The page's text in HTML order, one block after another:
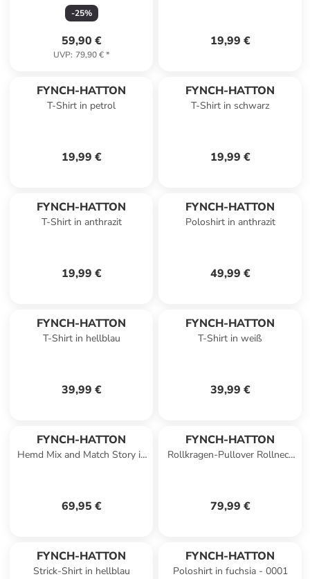
in gold
-25%
59,90 €
UVP: 79,90 €*
19,99 €
FYNCH-HATTON
T-Shirt in petrol
19,99 €
FYNCH-HATTON
T-Shirt in schwarz
19,99 €
FYNCH-HATTON
T-Shirt in anthrazit
19,99 €
FYNCH-HATTON
Poloshirt in anthrazit
49,99 €
FYNCH-HATTON
T-Shirt in hellblau
39,99 €
FYNCH-HATTON
T-Shirt in weiß
39,99 €
FYNCH-HATTON
Hemd Mix and Match Story in
69,95 €
FYNCH-HATTON
Rollkragen-Pullover Rollneck
79,99 €
FYNCH-HATTON
Strick-Shirt in hellblau
FYNCH-HATTON
Poloshirt in fuchsia - 0001